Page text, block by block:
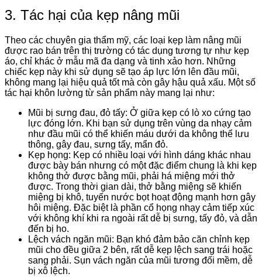
3. Tác hại của kẹp nâng mũi
Theo các chuyên gia thẩm mỹ, các loại kẹp làm nâng mũi
được rao bán trên thị trường có tác dụng tương tự như kẹp
áo, chỉ khác ở mẫu mã đa dạng và tinh xảo hơn. Những
chiếc kẹp này khi sử dụng sẽ tạo áp lực lớn lên đầu mũi,
không mang lại hiệu quả tốt mà còn gây hậu quả xấu. Một số
tác hại khôn lường từ sản phẩm này mang lại như:
Mũi bị sưng đau, đỏ tấy: Ở giữa kẹp có lò xo cứng tạo
lực đóng lớn. Khi bạn sử dụng trên vùng da nhạy cảm
như đầu mũi có thể khiến máu dưới da không thể lưu
thông, gây đau, sưng tấy, mẩn đỏ.
Kẹp họng: Kẹp có nhiều loại với hình dáng khác nhau
được bày bán nhưng có một đặc điểm chung là khi kẹp
không thở được bằng mũi, phải há miệng mới thở
được. Trong thời gian dài, thở bằng miệng sẽ khiến
miệng bị khô, tuyến nước bọt hoạt động mạnh hơn gây
hôi miệng. Đặc biệt là phần cổ họng nhạy cảm tiếp xúc
với không khí khi ra ngoài rất dễ bị sưng, tấy đỏ, và dẫn
đến bị ho.
Lệch vách ngăn mũi: Bạn khó đảm bảo căn chỉnh kẹp
mũi cho đều giữa 2 bên, rất dễ kẹp lệch sang trái hoặc
sang phải. Sụn ​​vách ngăn của mũi tương đối mềm, dễ
bị xô lệch.